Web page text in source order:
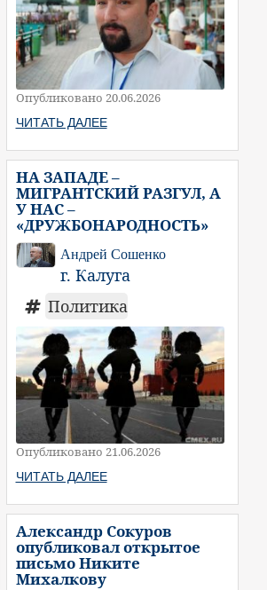
Опубликовано 20.06.2026
ЧИТАТЬ ДАЛЕЕ
НА ЗАПАДЕ –
МИГРАНТСКИЙ РАЗГУЛ, А
У НАС –
«ДРУЖБОНАРОДНОСТЬ»
Андрей Сошенко
г. Калуга
Политика
Опубликовано 21.06.2026
ЧИТАТЬ ДАЛЕЕ
Александр Сокуров
опубликовал открытое
письмо Никите
Михалкову